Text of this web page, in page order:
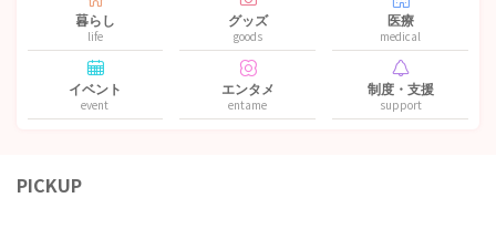
暮らし
life
グッズ
goods
医療
medical
イベント
event
エンタメ
entame
制度・支援
support
PICKUP